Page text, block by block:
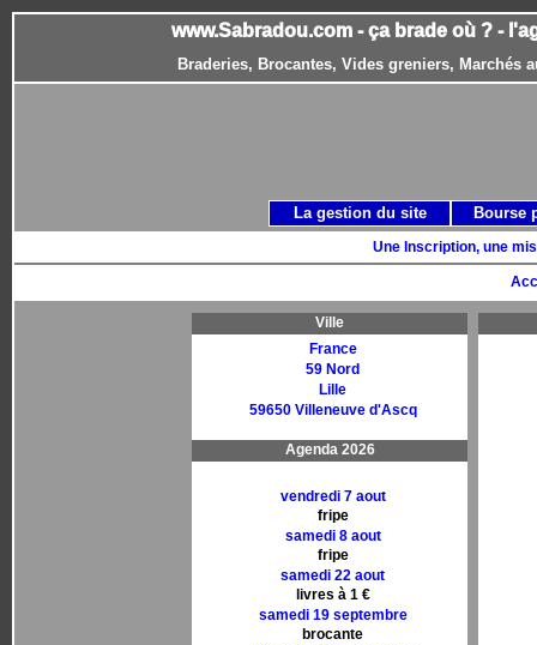
www.Sabradou.com - ça brade où ? -
Braderies, Brocantes, Vides greniers, Marchés
Une Inscription, une
Ville
France
59 Nord
Lille
59650 Villeneuve d'Ascq
Agenda 2026
vendredi 7 aout
fripe
samedi 8 aout
fripe
samedi 22 aout
livres à 1 €
samedi 19 septembre
brocante
La gestion du site Bourse